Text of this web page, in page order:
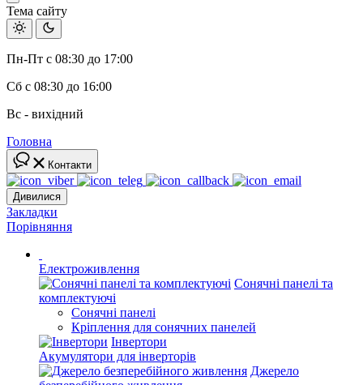
Тема сайту
Пн-Пт с 08:30 до 17:00
Сб с 08:30 до 16:00
Вс - вихідний
Головна
Контакти
Дивилися
Закладки
Порівняння
Електроживлення
Сонячні панелі та
комплектуючі
Сонячні панелі
Кріплення для сонячних панелей
Інвертори
Акумулятори для інверторів
Джерело